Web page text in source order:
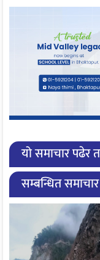
यो समाचार पढेर
सम्बन्धित समाचार